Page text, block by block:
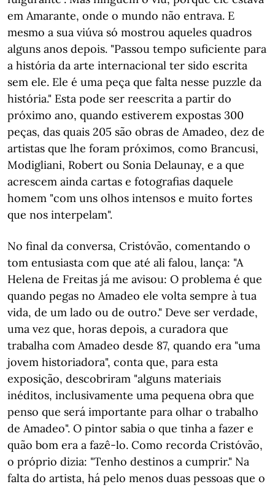
em Amarante, onde o mundo não entrava. E
mesmo a sua viúva só mostrou aqueles quadros
alguns anos depois. "Passou tempo suficiente para
a história da arte internacional ter sido escrita
sem ele. Ele é uma peça que falta nesse puzzle da
história." Esta pode ser reescrita a partir do
próximo ano, quando estiverem expostas 300
peças, das quais 205 são obras de Amadeo, dez de
artistas que lhe foram próximos, como Brancusi,
Modigliani, Robert ou Sonia Delaunay, e a que
acrescem ainda cartas e fotografias daquele
homem "com uns olhos intensos e muito fortes
que nos interpelam".
No final da conversa, Cristóvão, comentando o
tom entusiasta com que até ali falou, lança: "A
Helena de Freitas já me avisou: O problema é que
quando pegas no Amadeo ele volta sempre à tua
vida, de um lado ou de outro." Deve ser verdade,
uma vez que, horas depois, a curadora que
trabalha com Amadeo desde 87, quando era "uma
jovem historiadora", conta que, para esta
exposição, descobriram "alguns materiais
inéditos, inclusivamente uma pequena obra que
penso que será importante para olhar o trabalho
de Amadeo". O pintor sabia o que tinha a fazer e
quão bom era a fazê-lo. Como recorda Cristóvão,
o próprio dizia: "Tenho destinos a cumprir." Na
falta do artista, há pelo menos duas pessoas que o